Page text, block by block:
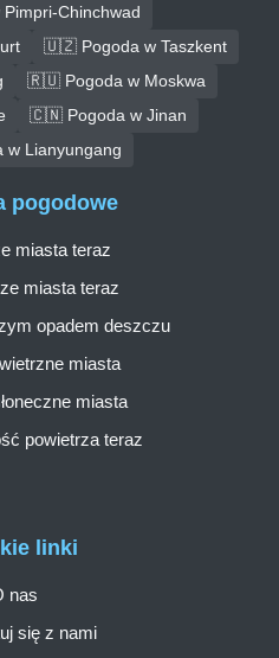
Chinchwad
🇺🇿 Pogoda w Taszkent
🇷🇺 Pogoda w Moskwa
🇨🇳 Pogoda w Jinan
Lianyungang
linki
nas
się z nami
pogodowe
miasta teraz
miasta teraz
opadem deszczu
miasta
miasta
powietrza teraz